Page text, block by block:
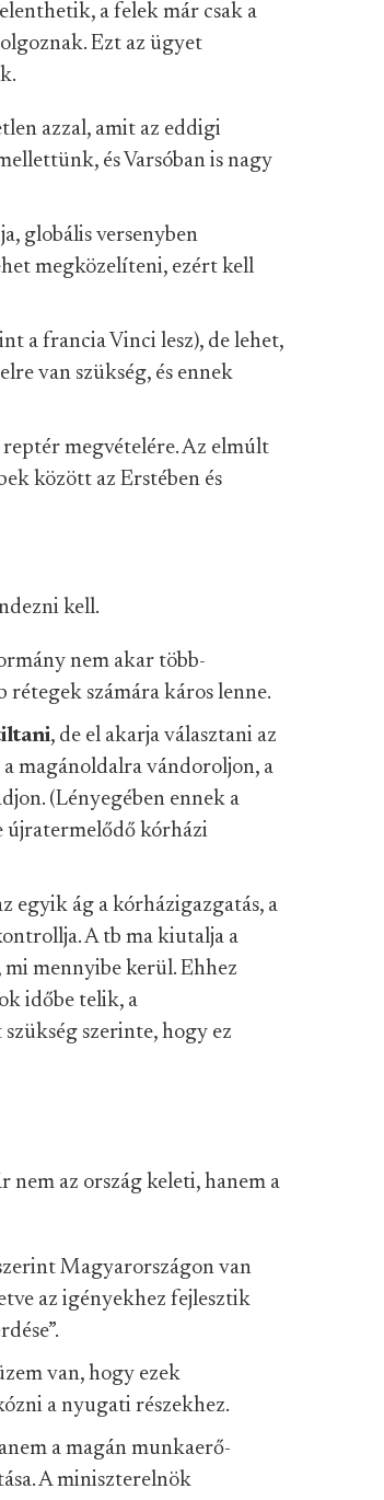
a felek már csak a
Ezt az ügyet
azzal, amit az eddigi
és Varsóban is nagy
globális versenyben
megközelíteni, ezért kell
a francia Vinci lesz), de lehet,
van szükség, és ennek
reptér megvételére. Az elmúlt
között az Erstében és
kell.
nem akar több-
rétegek számára káros lenne.
, de el akarja választani az
magánoldalra vándoroljon, a
(Lényegében ennek a
újratermelődő kórházi
egyik ág a kórházigazgatás, a
A tb ma kiutalja a
mi mennyibe kerül. Ehhez
időbe telik, a
szerinte, hogy ez
az ország keleti, hanem a
Magyarországon van
az igényekhez fejlesztik
van, hogy ezek
a nyugati részekhez.
a magán munkaerő-
A miniszterelnök